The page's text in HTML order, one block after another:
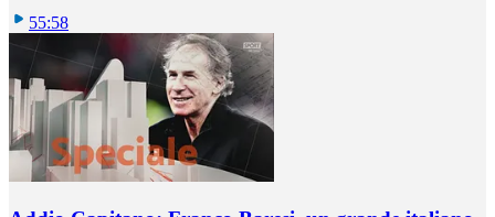
55:58